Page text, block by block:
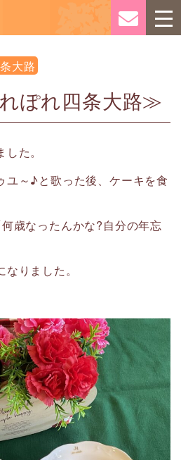
大路
ぽれ四条大路≫
た。
～♪と歌った後、ケーキを食
歳なったんかな?自分の年忘
りました。